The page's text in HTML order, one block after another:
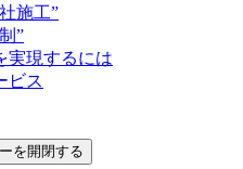
施工”
”
実現するには
ビス
を開閉する